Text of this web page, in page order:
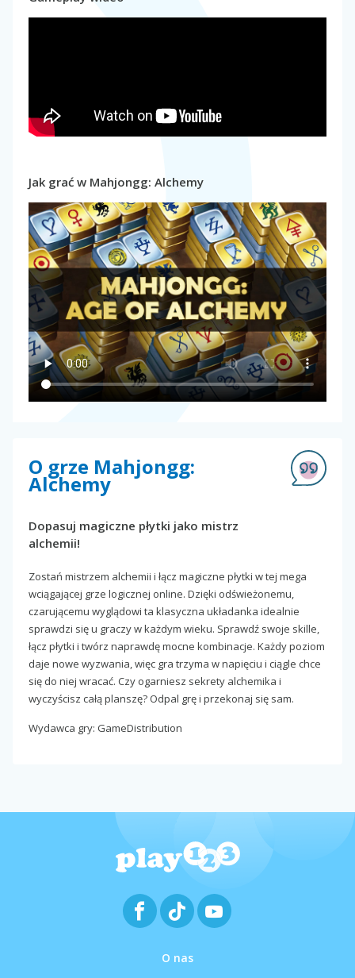
Jak grać w Mahjongg: Alchemy
O grze Mahjongg:
Alchemy
Dopasuj magiczne płytki jako mistrz
alchemii!
Zostań mistrzem alchemii i łącz magiczne płytki w tej mega
wciągającej grze logicznej online. Dzięki odświeżonemu,
czarującemu wyglądowi ta klasyczna układanka idealnie
sprawdzi się u graczy w każdym wieku. Sprawdź swoje skille,
łącz płytki i twórz naprawdę mocne kombinacje. Każdy poziom
daje nowe wyzwania, więc gra trzyma w napięciu i ciągle chce
się do niej wracać. Czy ogarniesz sekrety alchemika i
wyczyścisz całą planszę? Odpal grę i przekonaj się sam.
Wydawca gry: GameDistribution
O nas